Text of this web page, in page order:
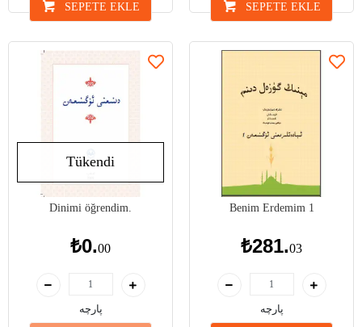
SEPETE EKLE
SEPETE EKLE
Benim Erdemim 1
₺281.03
پارچە
Tükendi
Dinimi öğrendim.
₺0.00
پارچە